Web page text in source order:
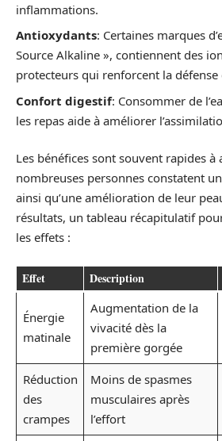
inflammations.
Antioxydants: Certaines marques
Source Alkaline », contiennent des
protecteurs qui renforcent la défense
Confort digestif: Consommer de
les repas aide à améliorer
Les bénéfices sont souvent rapides à
nombreuses personnes constatent
ainsi qu’une amélioration de leur
résultats, un tableau récapitulatif
les effets :
Effet Description
Énergie
matinale
Augmentation de la
vivacité dès la
première gorgée
Réduction
des
crampes
Moins de spasmes
musculaires après
l’effort